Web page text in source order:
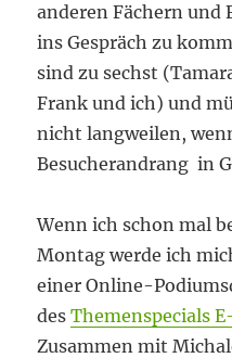
anderen Fächern und
ins Gespräch zu
sind zu sechst
Frank und ich) und
nicht langweilen,
Besucherandrang in
Wenn ich schon mal
Montag werde ich
einer Online-
desThemenspecials
Zusammen mit